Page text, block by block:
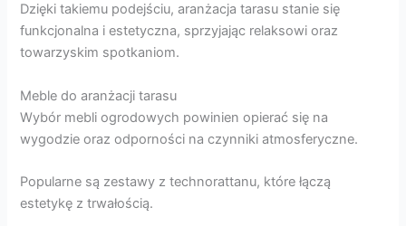
Dzięki takiemu podejściu, aranżacja tarasu stanie się
funkcjonalna i estetyczna, sprzyjając relaksowi oraz
towarzyskim spotkaniom.
Meble do aranżacji tarasu
Wybór mebli ogrodowych powinien opierać się na
wygodzie oraz odporności na czynniki atmosferyczne.
Popularne są zestawy z technorattanu, które łączą
estetykę z trwałością.